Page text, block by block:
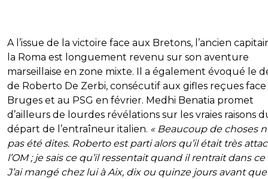
A l’issue de la victoire face aux Bretons, l’ancien
la Roma est longuement revenu sur son aventure
marseillaise en zone mixte. Il a également évoqué le
de Roberto De Zerbi, consécutif aux gifles reçues face
Bruges et au PSG en février. Medhi Benatia promet
d’ailleurs de lourdes révélations sur les vraies raisons
départ de l’entraîneur italien. « Beaucoup de choses
pas été dites. Roberto est parti alors qu’il était très
l’OM ; je sais ce qu’il ressentait quand il rentrait dans ce
J’ai mangé chez lui à Aix, dix ou quinze jours avant